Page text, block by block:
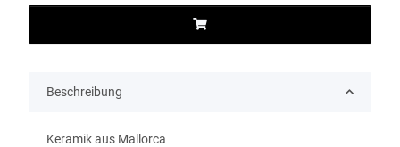
Beschreibung
Keramik aus Mallorca